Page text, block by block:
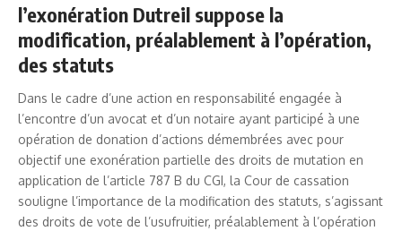
l’exonération Dutreil suppose la
modification, préalablement à l’opération,
des statuts
Dans le cadre d’une action en responsabilité engagée à
l’encontre d’un avocat et d’un notaire ayant participé à une
opération de donation d’actions démembrées avec pour
objectif une exonération partielle des droits de mutation en
application de l’article 787 B du CGI, la Cour de cassation
souligne l’importance de la modification des statuts, s’agissant
des droits de vote de l’usufruitier, préalablement à l’opération